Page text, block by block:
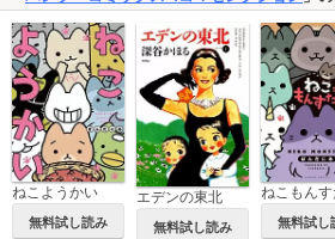
ねこようかい
無料試し読み
エデンの東北
無料試し読み
ねこもんす
無料試し